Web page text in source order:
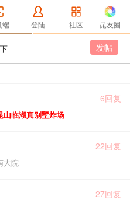
端 登陆 社区 昆友圈
发帖
6回复
山临湖真别墅炸场
22回复
大院
27回复